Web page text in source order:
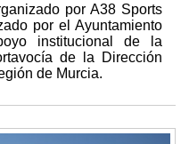
por A38 Sports
por el Ayuntamiento
institucional de la
de la Dirección
de Murcia.